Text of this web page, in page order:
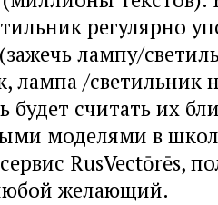
регулярно
лампу/
лампа /светильник
будет считать их
моделями в
RusVectōrēs,
желающий.